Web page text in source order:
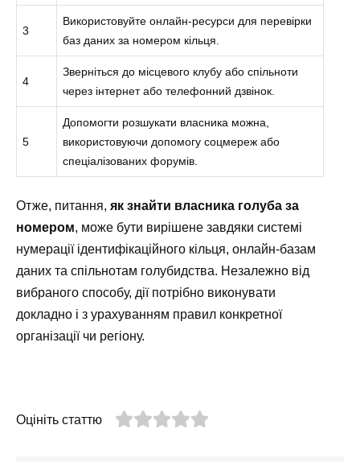
3
Використовуйте онлайн-ресурси для перевірки
баз даних за номером кільця.
4
Зверніться до місцевого клубу або спільноти
через інтернет або телефонний дзвінок.
5
Допомогти розшукати власника можна,
використовуючи допомогу соцмереж або
спеціалізованих форумів.
Отже, питання, як знайти власника голуба за
номером, може бути вирішене завдяки системі
нумерації ідентифікаційного кільця, онлайн-базам
даних та спільнотам голубидства. Незалежно від
вибраного способу, дії потрібно виконувати
докладно і з урахуванням правил конкретної
організації чи регіону.
Оцініть статтю